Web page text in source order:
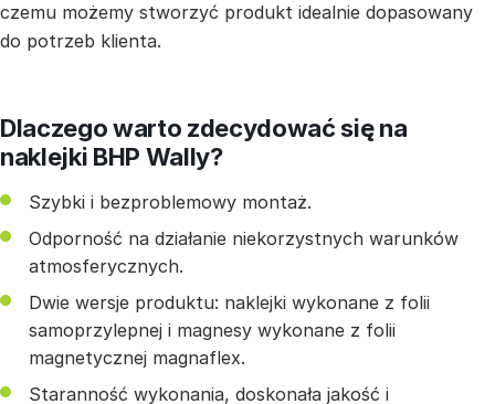
czemu możemy stworzyć produkt idealnie dopasowany
do potrzeb klienta.
Dlaczego warto zdecydować się na
naklejki BHP Wally?
Szybki i bezproblemowy montaż.
Odporność na działanie niekorzystnych warunków
atmosferycznych.
Dwie wersje produktu: naklejki wykonane z folii
samoprzylepnej i magnesy wykonane z folii
magnetycznej magnaflex.
Staranność wykonania, doskonała jakość i